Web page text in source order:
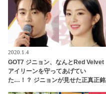
2020.1.4
GOT7 ジニョン、なんとRed Velvet
アイリーンを守ってあげてい
た…！？ ジニョンが見せた正真正銘